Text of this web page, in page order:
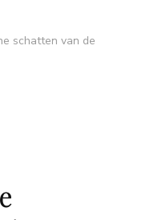
schatten van de